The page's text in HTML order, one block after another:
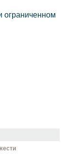
ограниченном